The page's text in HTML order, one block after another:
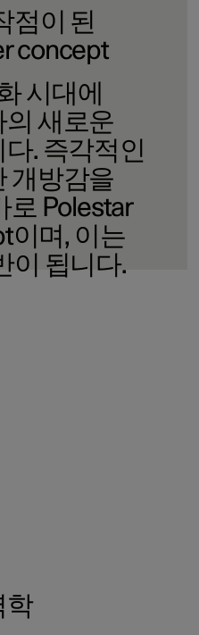
점이 된
concept
시대에
새로운
다. 즉각적인
개방감을
로 Polestar
이며, 이는
이 됩니다.
학